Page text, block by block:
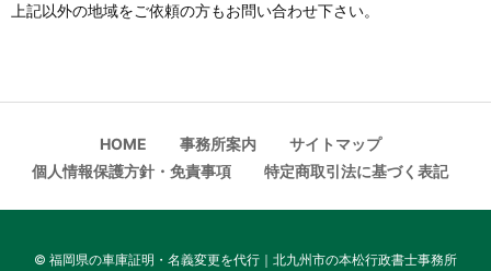
上記以外の地域をご依頼の方もお問い合わせ下さい。
HOME 事務所案内
サイトマップ
個人情報保護方針・免責事項
特定商取引法に基づく表記
© 福岡県の車庫証明・名義変更を代行｜北九州市の本松行政書士事務所